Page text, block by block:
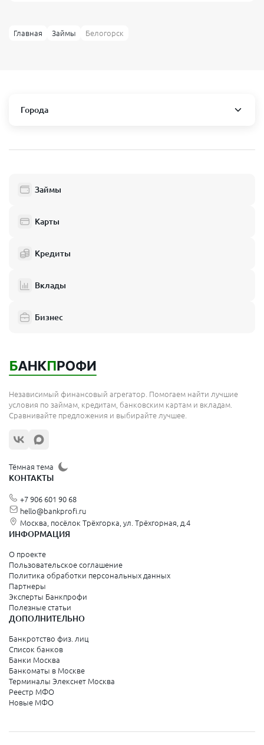
Главная Займы Белогорск
Города
Балаклава
Джанкой
Керчь
Саки
Старый Крым
Микрозаймы в других городах России
Абаза
Авдеевка
Агидель
Адыгейск
Ак-Довурак
Алагир
Алатырь
Алдан
Алейск
Александровск
Александровск
Александровск-Сахалинский
Алексеевка
Алексин
Алешки
Алзамай
Амурск
Анадырь
Андреаполь
Апрелевка
Арамиль
Аргун
Ардатов
Арсеньев
Займы
Карты
Кредиты
Вклады
Бизнес
Независимый финансовый агрегатор. Помогаем найти лучшие
условия по займам, кредитам, банковским картам и вкладам.
Сравнивайте предложения и выбирайте лучшее.
Тёмная тема
КОНТАКТЫ
+7 906 601 90 68
hello@bankprofi.ru
Москва, посёлок Трёхгорка, ул. Трёхгорная, д.4
ИНФОРМАЦИЯ
О проекте
Пользовательское соглашение
Политика обработки персональных данных
Партнеры
Эксперты Банкпрофи
Полезные статьи
ДОПОЛНИТЕЛЬНО
Банкротство физ. лиц
Список банков
Банки Москва
Банкоматы в Москве
Терминалы Элекснет Москва
Реестр МФО
Новые МФО